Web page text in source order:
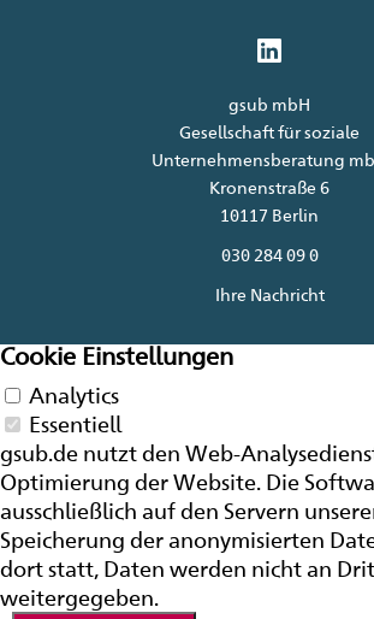
gsub mbH
Gesellschaft für soziale
Unternehmensberatung
Kronenstraße 6
10117 Berlin
030 284 09 0
Ihre Nachricht
Cookie Einstellungen
Analytics
Essentiell
gsub.de nutzt den Web-
Optimierung derWebsite. Die
ausschließlich auf den Servern
Speicherung der anonymisierten
dort statt, Daten werden nicht an
weitergegeben.